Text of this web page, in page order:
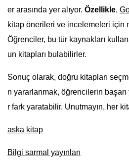
er arasında yer alıyor. Özellikle,
kitap önerileri ve incelemeleri için
Öğrenciler, bu tür kaynakları
un kitapları bulabilirler.
Sonuç olarak, doğru kitapları
n yararlanmak, öğrencilerin
r fark yaratabilir. Unutmayın, her
aska kitap
Bilgi sarmal yayınları